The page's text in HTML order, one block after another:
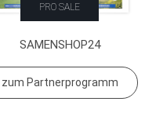
PRO SALE
SAMENSHOP24
zum Partnerprogramm